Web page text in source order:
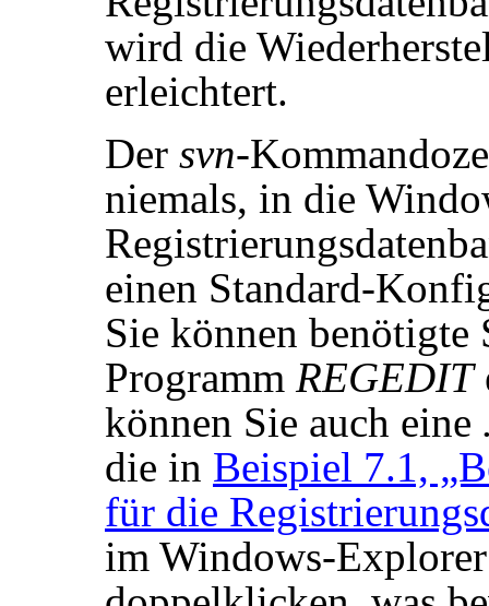
wird die
erleichtert.
Der svn-
niemals, in die
einen Standard-
Sie können benötigte
Programm REGEDIT
können Sie auch eine
die in Beispiel 7.1,
für die
im Windows-